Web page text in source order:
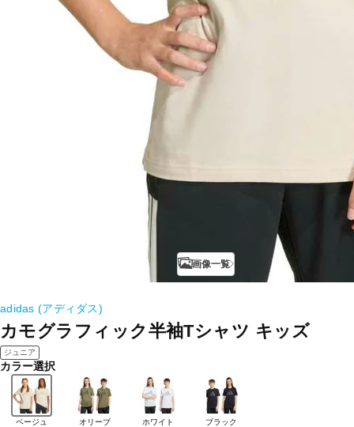
画像一覧
adidas (アディダス)
カモグラフィック半袖Tシャツ キッズ
ジュニア
カラー選択
ベージュ オリーブ ホワイト ブラック